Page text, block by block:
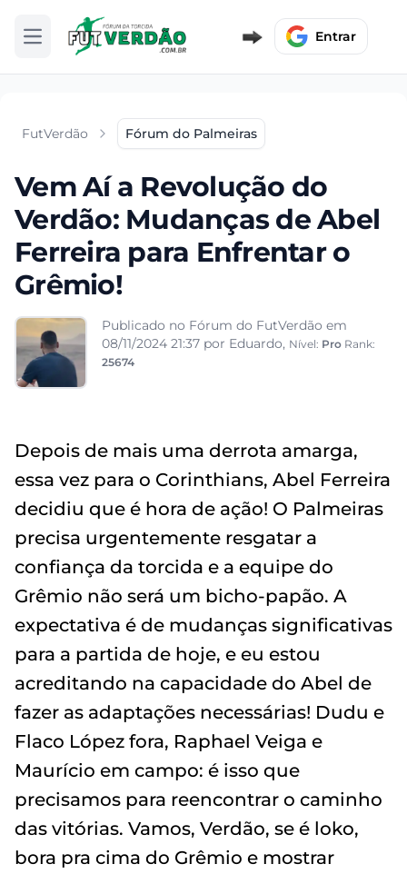
Abrir menu Entrar
FutVerdão Fórum do Palmeiras
Vem Aí a Revolução do
Verdão: Mudanças de Abel
Ferreira para Enfrentar o
Grêmio!
Publicado no Fórum do FutVerdão em
08/11/2024 21:37 por Eduardo, Nível: Pro Rank:
25674
Depois de mais uma derrota amarga,
essa vez para o Corinthians, Abel Ferreira
decidiu que é hora de ação! O Palmeiras
precisa urgentemente resgatar a
confiança da torcida e a equipe do
Grêmio não será um bicho-papão. A
expectativa é de mudanças significativas
para a partida de hoje, e eu estou
acreditando na capacidade do Abel de
fazer as adaptações necessárias! Dudu e
Flaco López fora, Raphael Veiga e
Maurício em campo: é isso que
precisamos para reencontrar o caminho
das vitórias. Vamos, Verdão, se é loko,
bora pra cima do Grêmio e mostrar